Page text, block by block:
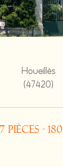
Houeillès
(47420)
7 pièces -